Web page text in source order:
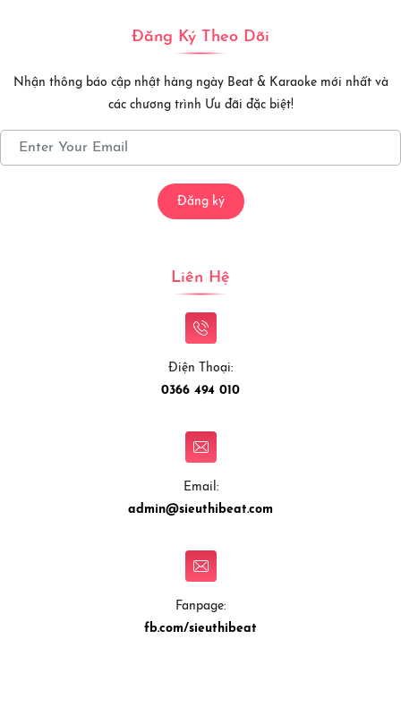
Đăng Ký Theo Dõi
Nhận thông báo cập nhật hàng ngày Beat & Karaoke mới nhất và
các chương trình Ưu đãi đặc biệt!
Đăng ký
Liên Hệ
Điện Thoại:
0366 494 010
Email:
admin@sieuthibeat.com
Fanpage:
fb.com/sieuthibeat